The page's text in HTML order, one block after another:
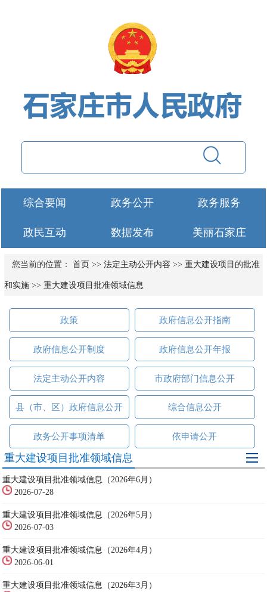
综合要闻 政务公开 政务服务
政民互动 数据发布 美丽石家庄
您当前的位置： 首页 >> 法定主动公开内容 >> 重大建设项目的批准
和实施>> 重大建设项目批准领域信息
政策 政府信息公开指南
政府信息公开制度 政府信息公开年报
法定主动公开内容 市政府部门信息公开
县（市、区）政府信息公开 综合信息公开
政务公开事项清单 依申请公开
重大建设项目批准领域信息
重大建设项目批准领域信息（2026年6月）
2026-07-28
重大建设项目批准领域信息（2026年5月）
2026-07-03
重大建设项目批准领域信息（2026年4月）
2026-06-01
重大建设项目批准领域信息（2026年3月）